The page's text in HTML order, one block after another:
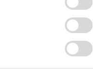
geografische Lage
Meter genau sein
nach